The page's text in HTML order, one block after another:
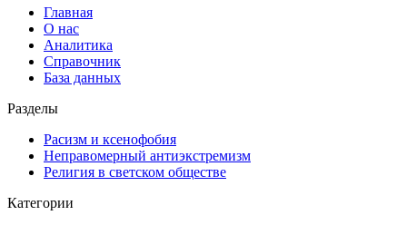
Главная
О нас
Аналитика
Справочник
База данных
Разделы
Расизм и ксенофобия
Неправомерный антиэкстремизм
Религия в светском обществе
Категории